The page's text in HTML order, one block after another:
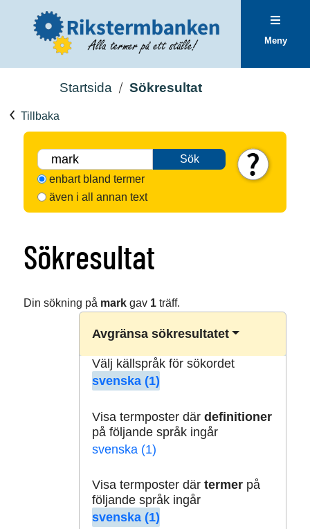
Meny
Startsida Sökresultat
Tillbaka
Sök
enbart bland termer
även i all annan text
Sökresultat
Din sökning på markgav 1träff.
Avgränsa sökresultatet
Välj källspråk för sökordet
svenska (1)
Visa termposter där definitioner
på följande språk ingår
svenska (1)
Visa termposter där termerpå
följande språk ingår
svenska (1)